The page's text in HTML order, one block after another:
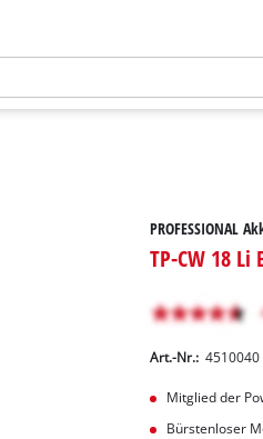
PROFESSIONAL
TP-CW 18 Li
Art.-Nr.: 4510040
Mitglied der
Bürstenloser